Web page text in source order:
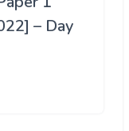
– Day